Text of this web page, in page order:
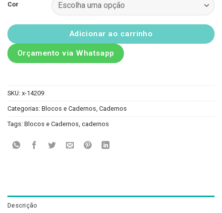
Cor
Adicionar ao carrinho
Orçamento via Whatsapp
SKU: x-14209
Categorias: Blocos e Cadernos Cadernos
Tags: Blocos e Cadernos cadernos
Descrição